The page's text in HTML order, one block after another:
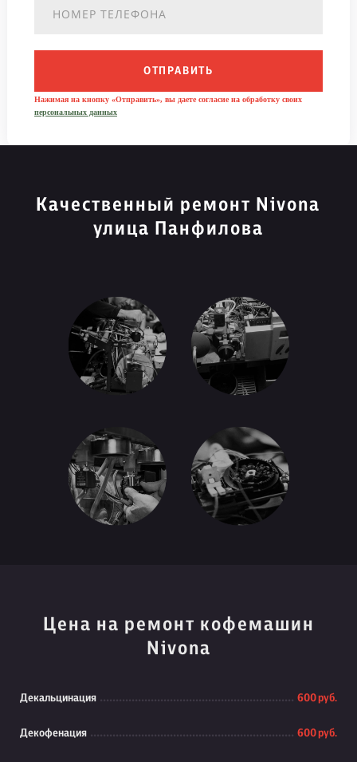
ОТПРАВИТЬ
Нажимая на кнопку «Отправить», вы даете согласие на обработку своих
персональных данных
Качественный ремонт Nivona
улица Панфилова
Цена на ремонт кофемашин
Nivona
Декальцинация 600 руб.
Декофенация 600 руб.